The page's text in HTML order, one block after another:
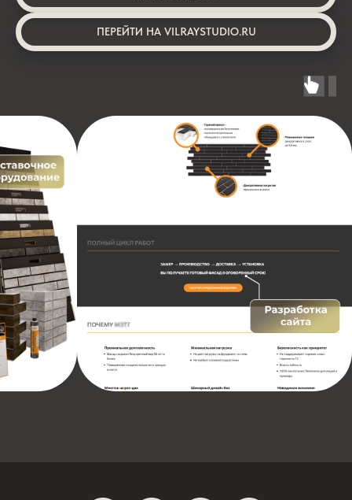
ПЕРЕЙТИ НА VILRAYSTUDIO.RU